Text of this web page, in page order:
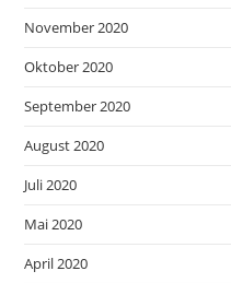
November 2020
Oktober 2020
September 2020
August 2020
Juli 2020
Mai 2020
April 2020